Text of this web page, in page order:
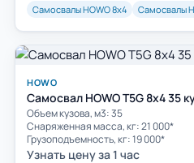
Самосвалы HOWO 8х4 Самосвалы
HOWO
Самосвал HOWO T5G 8х4 35
Объем кузова, м3: 35
Cнаряженная масса, кг: 21 000*
Грузоподъемность, кг: 19 000*
Узнать цену за 1 час